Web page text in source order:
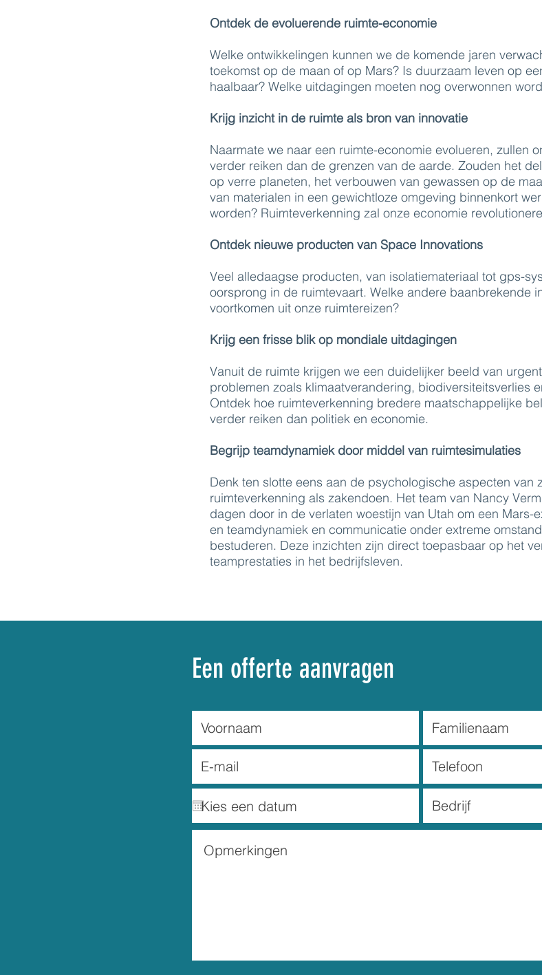
Ontdek de evoluerende ruimte-economie
Welke ontwikkelingen kunnen we de komende jaren
toekomst op de maan of op Mars? Is duurzaam leven op
haalbaar? Welke uitdagingen moeten nog overwonnen
Krijg inzicht in de ruimte als bron van innovatie
Naarmate we naar een ruimte-economie evolueren, zullen
verder reiken dan de grenzen van de aarde. Zouden het
op verre planeten, het verbouwen van gewassen op de
van materialen in een gewichtloze omgeving binnenkort
worden? Ruimteverkenning zal onze economie
Ontdek nieuwe producten van Space Innovations
Veel alledaagse producten, van isolatiemateriaal tot gps-
oorsprong in de ruimtevaart. Welke andere baanbrekende
voortkomen uit onze ruimtereizen?
Krijg een frisse blik op mondiale uitdagingen
Vanuit de ruimte krijgen we een duidelijker beeld van
problemen zoals klimaatverandering, biodiversiteitsverlies
Ontdek hoe ruimteverkenning bredere maatschappelijke
verder reiken dan politiek en economie.
Begrijp teamdynamiek door middel van ruimtesimulaties
Denk ten slotte eens aan de psychologische aspecten van
ruimteverkenning als zakendoen. Het team van Nancy
dagen door in de verlaten woestijn van Utah om een Mars-
en teamdynamiek en communicatie onder extreme
bestuderen. Deze inzichten zijn direct toepasbaar op het
teamprestaties in het bedrijfsleven.
Een offerte aanvragen